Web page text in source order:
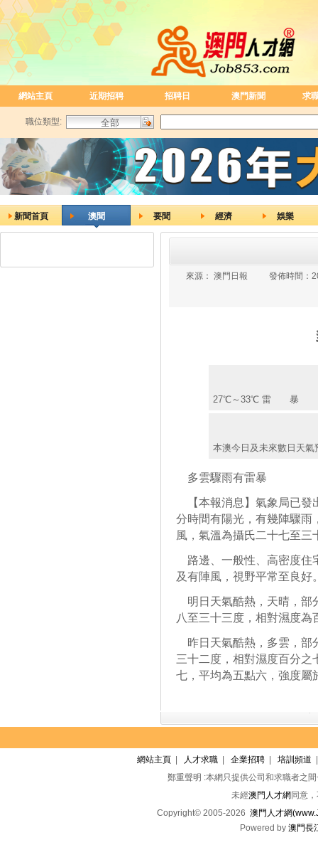
網站主頁 近期招聘 招聘日 澳門新聞 求
職位類型:
新聞首頁 澳聞 要聞 經濟 娛樂
來源： 澳門日報 發佈時間：
27℃～33℃ 雷 暴
本澳今日及未來數日天氣
多雲驟雨有雷暴
【本報消息】氣象局已發
分時間有陽光，有幾陣驟雨
風，氣溫為攝氏二十七至
路邊、一般性、高密度住
及有陣風，視野平常至良好
明日天氣酷熱，天晴，部
八至三十三度，相對濕度為
昨日天氣酷熱，多雲，部
三十二度，相對濕度百分之
七，平均為五點六，強度屬
網站主頁 人才求職 企業招聘 培訓頻道
鄭重聲明 :本網只提供公司和求職者之
未經澳門人才網 同意
Copyright© 2005-2026 澳門人才網
Powered by 澳門長